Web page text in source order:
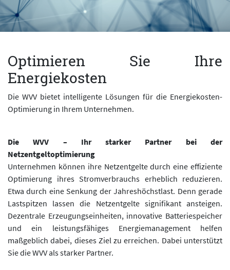
Optimieren Sie Ihre
Energiekosten
Die WVV bietet intelligente Lösungen für die Energiekosten-
Optimierung in Ihrem Unternehmen.
Die WVV – Ihr starker Partner bei der
Netzentgeltoptimierung
Unternehmen können ihre Netzentgelte durch eine effiziente
Optimierung ihres Stromverbrauchs erheblich reduzieren.
Etwa durch eine Senkung der Jahreshöchstlast. Denn gerade
Lastspitzen lassen die Netzentgelte signifikant ansteigen.
Dezentrale Erzeugungseinheiten, innovative Batteriespeicher
und ein leistungsfähiges Energiemanagement helfen
maßgeblich dabei, dieses Ziel zu erreichen. Dabei unterstützt
Sie die WVV als starker Partner.